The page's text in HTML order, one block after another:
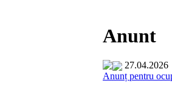
Anunt
27.04.2026
Anunț pentru